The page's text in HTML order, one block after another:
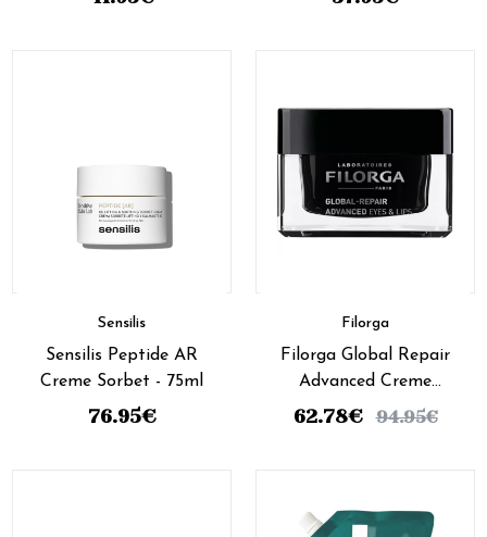
Sensilis
Sensilis Peptide AR
Creme Sorbet - 75ml
76.95€
Filorga
Filorga Global Repair
Advanced Creme
Olhos/Labios - 15Ml
62.78€ 94.95€